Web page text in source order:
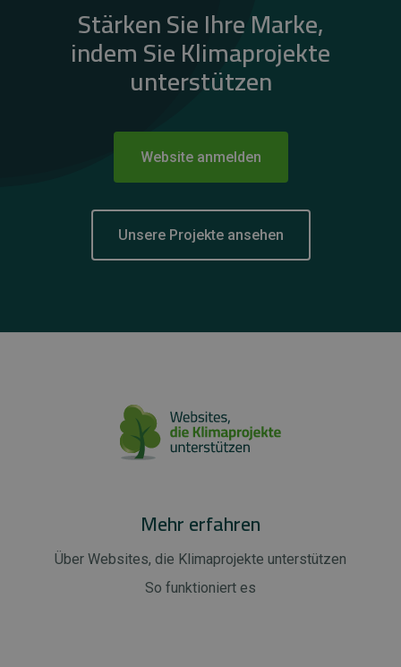
Stärken Sie Ihre Marke,
indem Sie Klimaprojekte
unterstützen
Website anmelden
Unsere Projekte ansehen
Mehr erfahren
Über Websites, die Klimaprojekte unterstützen
So funktioniert es